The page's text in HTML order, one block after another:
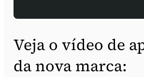
Veja o vídeo de
da nova marca: